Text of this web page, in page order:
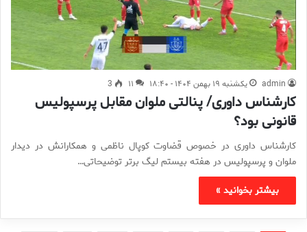
admin یکشنبه ۱۹ بهمن ۱۴۰۴ - ۱۸:۴۰ ۱۱ 3
کارشناس داوری/ پنالتی ملوان مقابل پرسپولیس
قانونی بود؟
کارشناس داوری در خصوص قضاوت کوپال ناظمی و همکارانش در دیدار
ملوان و پرسپولیس در هفته بیستم لیگ برتر توضیحاتی…
بیشتر بخوانید »